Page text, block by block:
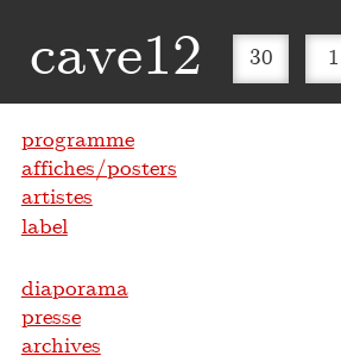
cave12 30 1
programme
affiches/posters
artistes
label
diaporama
presse
archives